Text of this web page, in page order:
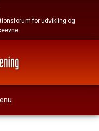
for udvikling og